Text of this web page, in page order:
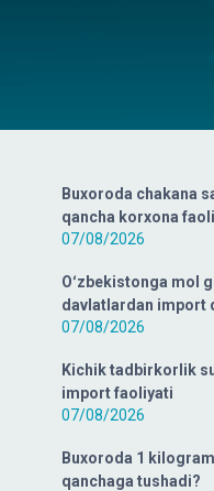
Buxoroda chakana
qancha korxona
07/08/2026
Oʻzbekistonga mol
davlatlardan import
07/08/2026
Kichik tadbirkorlik
import faoliyati
07/08/2026
Buxoroda 1
qanchaga tushadi?